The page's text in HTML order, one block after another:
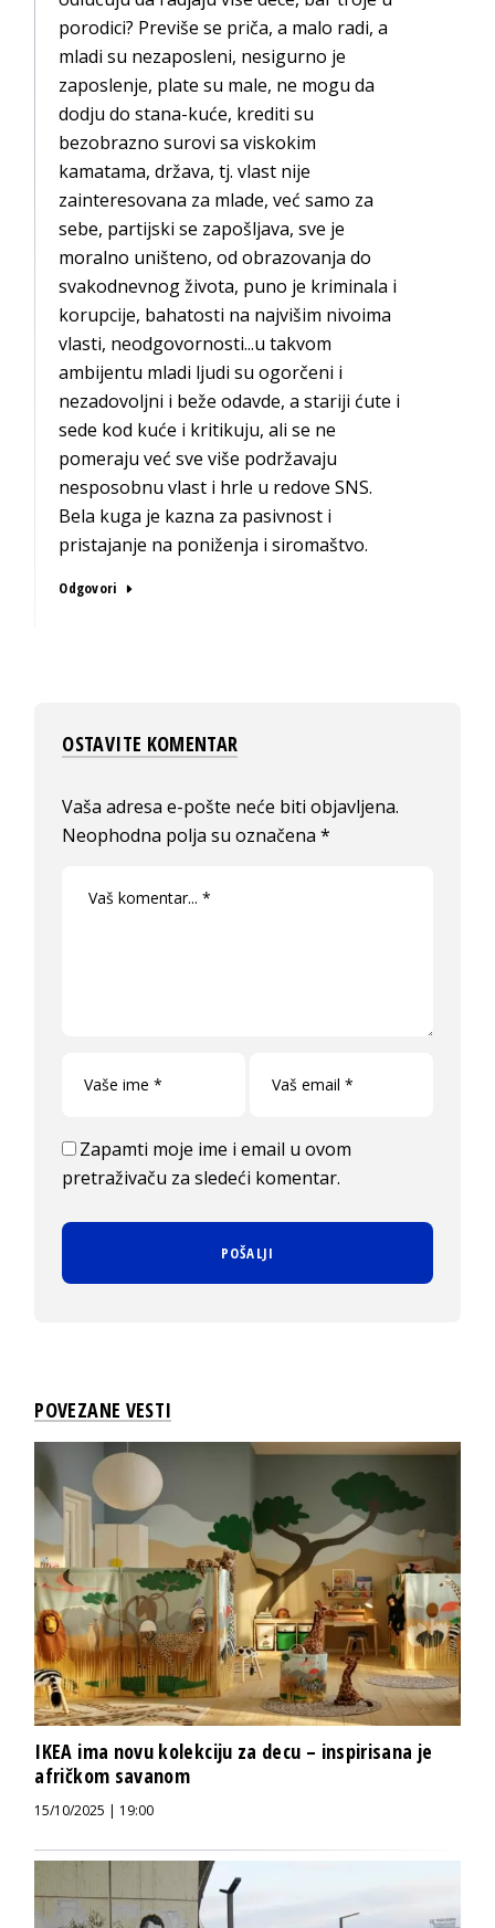
porodici? Previše se priča, a malo radi, a
mladi su nezaposleni, nesigurno je
zaposlenje, plate su male, ne mogu da
dodju do stana-kuće, krediti su
bezobrazno surovi sa viskokim
kamatama, država, tj. vlast nije
zainteresovana za mlade, već samo za
sebe, partijski se zapošljava, sve je
moralno uništeno, od obrazovanja do
svakodnevnog života, puno je kriminala i
korupcije, bahatosti na najvišim nivoima
vlasti, neodgovornosti...u takvom
ambijentu mladi ljudi su ogorčeni i
nezadovoljni i beže odavde, a stariji ćute i
sede kod kuće i kritikuju, ali se ne
pomeraju već sve više podržavaju
nesposobnu vlast i hrle u redove SNS.
Bela kuga je kazna za pasivnost i
pristajanje na poniženja i siromaštvo.
Odgovori
OSTAVITE KOMENTAR
Vaša adresa e-pošte neće biti objavljena.
Neophodna polja su označena*
Zapamti moje ime i email u ovom
pretraživaču za sledeći komentar.
POVEZANE VESTI
IKEA ima novu kolekciju za decu – inspirisana je
afričkom savanom
15/10/2025 | 19:00